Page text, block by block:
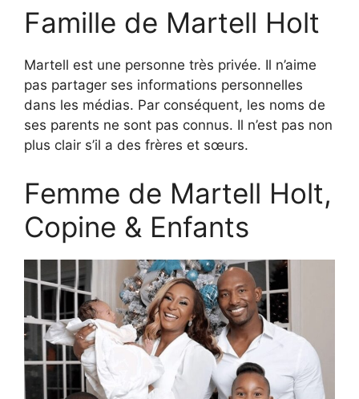
Famille de Martell Holt
Martell est une personne très privée. Il n’aime
pas partager ses informations personnelles
dans les médias. Par conséquent, les noms de
ses parents ne sont pas connus. Il n’est pas non
plus clair s’il a des frères et sœurs.
Femme de Martell Holt,
Copine & Enfants